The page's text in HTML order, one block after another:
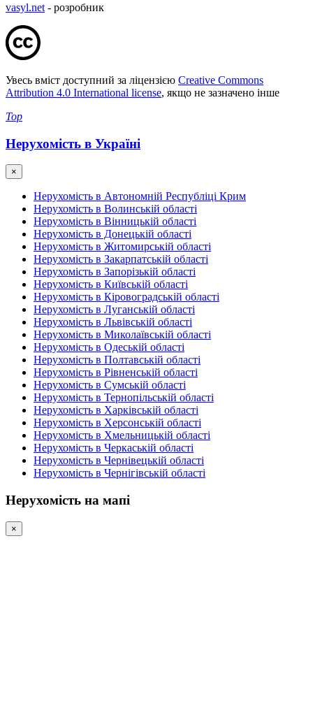
vasyl.net - розробник
Увесь вміст доступний за ліцензією Creative Commons
Attribution 4.0 International license, якщо не зазначено інше
Top
Нерухомість в Україні
×
Нерухомість в Автономній Республіці Крим
Нерухомість в Волинській області
Нерухомість в Вінницькій області
Нерухомість в Донецькій області
Нерухомість в Житомирській області
Нерухомість в Закарпатській області
Нерухомість в Запорізькій області
Нерухомість в Київській області
Нерухомість в Кіровоградській області
Нерухомість в Луганській області
Нерухомість в Львівській області
Нерухомість в Миколаївській області
Нерухомість в Одеській області
Нерухомість в Полтавській області
Нерухомість в Рівненській області
Нерухомість в Сумській області
Нерухомість в Тернопільській області
Нерухомість в Харківській області
Нерухомість в Херсонській області
Нерухомість в Хмельницькій області
Нерухомість в Черкаській області
Нерухомість в Чернівецькій області
Нерухомість в Чернігівській області
Нерухомість на мапі
×